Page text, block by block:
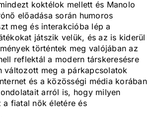
koktélok mellett és Manolo
előadása során humoros
meg és interakcióba lép a
játszik velük, és az is kiderül
történtek meg valójában az
reflektál a modern társkeresésre
változott meg a párkapcsolatok
és a közösségi média korában
arról is, hogy milyen
a fiatal nők életére és